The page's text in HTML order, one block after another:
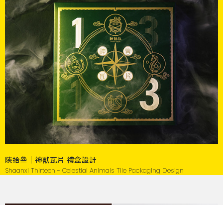
陝拾叄｜神獸瓦片 禮盒設計
Shaanxi Thirteen - Celestial Animals Tile Packaging Design